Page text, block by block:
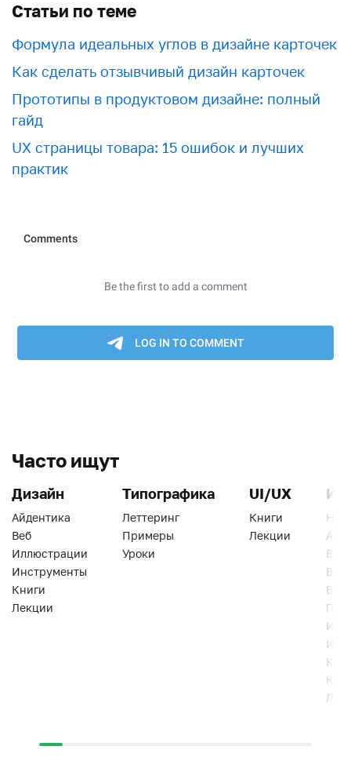
Статьи по теме
Формула идеальных углов в дизайне карточек
Как сделать отзывчивый дизайн карточек
Прототипы в продуктовом дизайне: полный
гайд
UX страницы товара: 15 ошибок и лучших
практик
Часто ищут
Дизайн
Айдентика
Веб
Иллюстрации
Инструменты
Книги
Лекции
Типографика
Леттеринг
Примеры
Уроки
UI/UX
Книги
Лекции
Веб